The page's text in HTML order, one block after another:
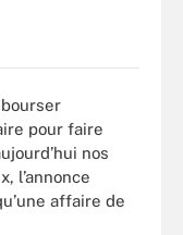
pour faire
nos
l’annonce
affaire de